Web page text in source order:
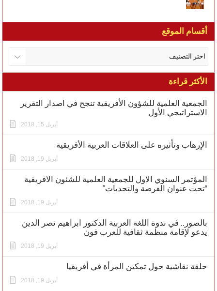
أقسام الموقع
الأكثر قراءة
الجمعية العلمية للشؤون الأفريقية تنجح في اصدار التقرير
الاستراتيجي الأول
أبريل 15, 2018
الاٍرهاب وتأثيره على العلاقات العربية الأفريقية
أبريل 19, 2018
المؤتمر السنوي الاول للجمعية العلمية للشئون الافريقية
“تحت عنوان الفرصة والتحديات”
أبريل 19, 2018
بالصور.. في ندوة اللغة العربية الدكتور ابراهيم نصر الدين
يدعو لإقامة منظمة ثقافية للعرب فون
أبريل 19, 2018
حلقة نقاشية حول تمكين المرأة في أفريقيا
أبريل 19, 2018